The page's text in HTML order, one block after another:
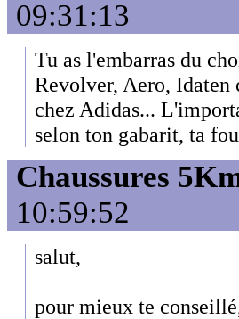
09:31:13
Tu as l'embarras du
Revolver, Aero, Idaten
chez Adidas...
selon ton gabarit, ta
Chaussures
10:59:52
salut,
pour mieux te